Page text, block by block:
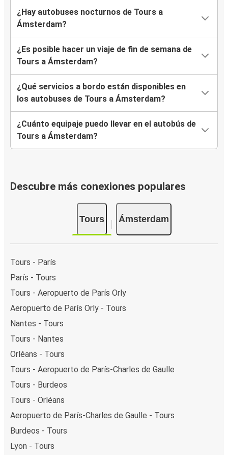
¿Hay autobuses nocturnos de Tours a
Ámsterdam?
¿Es posible hacer un viaje de fin de semana de
Tours a Ámsterdam?
¿Qué servicios a bordo están disponibles en
los autobuses de Tours a Ámsterdam?
¿Cuánto equipaje puedo llevar en el autobús de
Tours a Ámsterdam?
Descubre más conexiones populares
Tours Ámsterdam
Tours - París
París - Tours
Tours - Aeropuerto de París Orly
Aeropuerto de París Orly - Tours
Nantes - Tours
Tours - Nantes
Orléans - Tours
Tours - Aeropuerto de París-Charles de Gaulle
Tours - Burdeos
Tours - Orléans
Aeropuerto de París-Charles de Gaulle - Tours
Burdeos - Tours
Lyon - Tours